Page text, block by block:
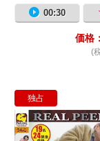
00:30
価格：
(
独占